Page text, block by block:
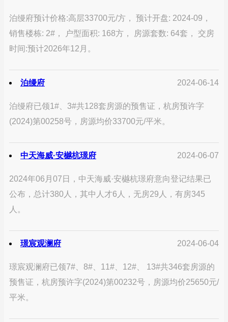
泊缦府预计价格:高层33700元/方， 预计开盘: 2024-09，
销售楼栋: 2#， 户型面积: 168方， 房源套数: 64套， 交房
时间:预计2026年12月。
泊缦府 2024-06-14
泊缦府已领1#、3#共128套房源的预售证，杭房预许字
(2024)第00258号，房源均价33700元/平米。
中天海威·安樾杭璟府 2024-06-07
2024年06月07日，中天海威·安樾杭璟府意向登记结果已
公布，总计380人，其中人才6人，无房29人，有房345
人。
璟宸观澜府 2024-06-04
璟宸观澜府已领7#、8#、11#、12#、 13#共346套房源的
预售证，杭房预许字(2024)第00232号，房源均价25650元/
平米。